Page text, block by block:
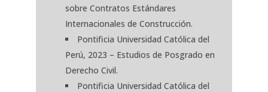
sobre Contratos Estándares
Internacionales de Construcción.
Pontificia Universidad Católica del
Perú, 2023 – Estudios de Posgrado en
Derecho Civil.
Pontificia Universidad Católica del